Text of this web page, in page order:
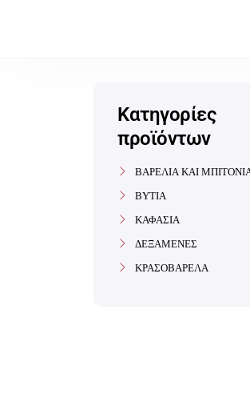
Κατηγορίες
προϊόντων
ΒΑΡΕΛΙΑ ΚΑΙ
ΒΥΤΙΑ
ΚΑΦΑΣΙΑ
ΔΕΞΑΜΕΝΕΣ
ΚΡΑΣΟΒΑΡΕΛΑ